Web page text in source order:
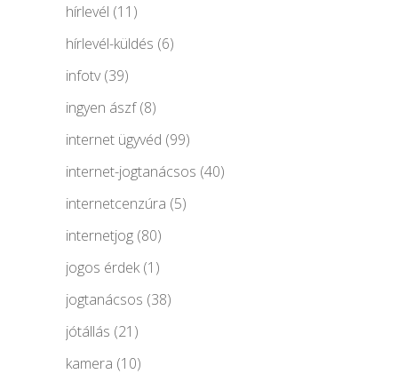
hírlevél (11)
hírlevél-küldés (6)
infotv(39)
ingyen ászf(8)
internet ügyvéd (99)
internet-jogtanácsos (40)
internetcenzúra (5)
internetjog (80)
jogos érdek(1)
jogtanácsos (38)
jótállás (21)
kamera (10)